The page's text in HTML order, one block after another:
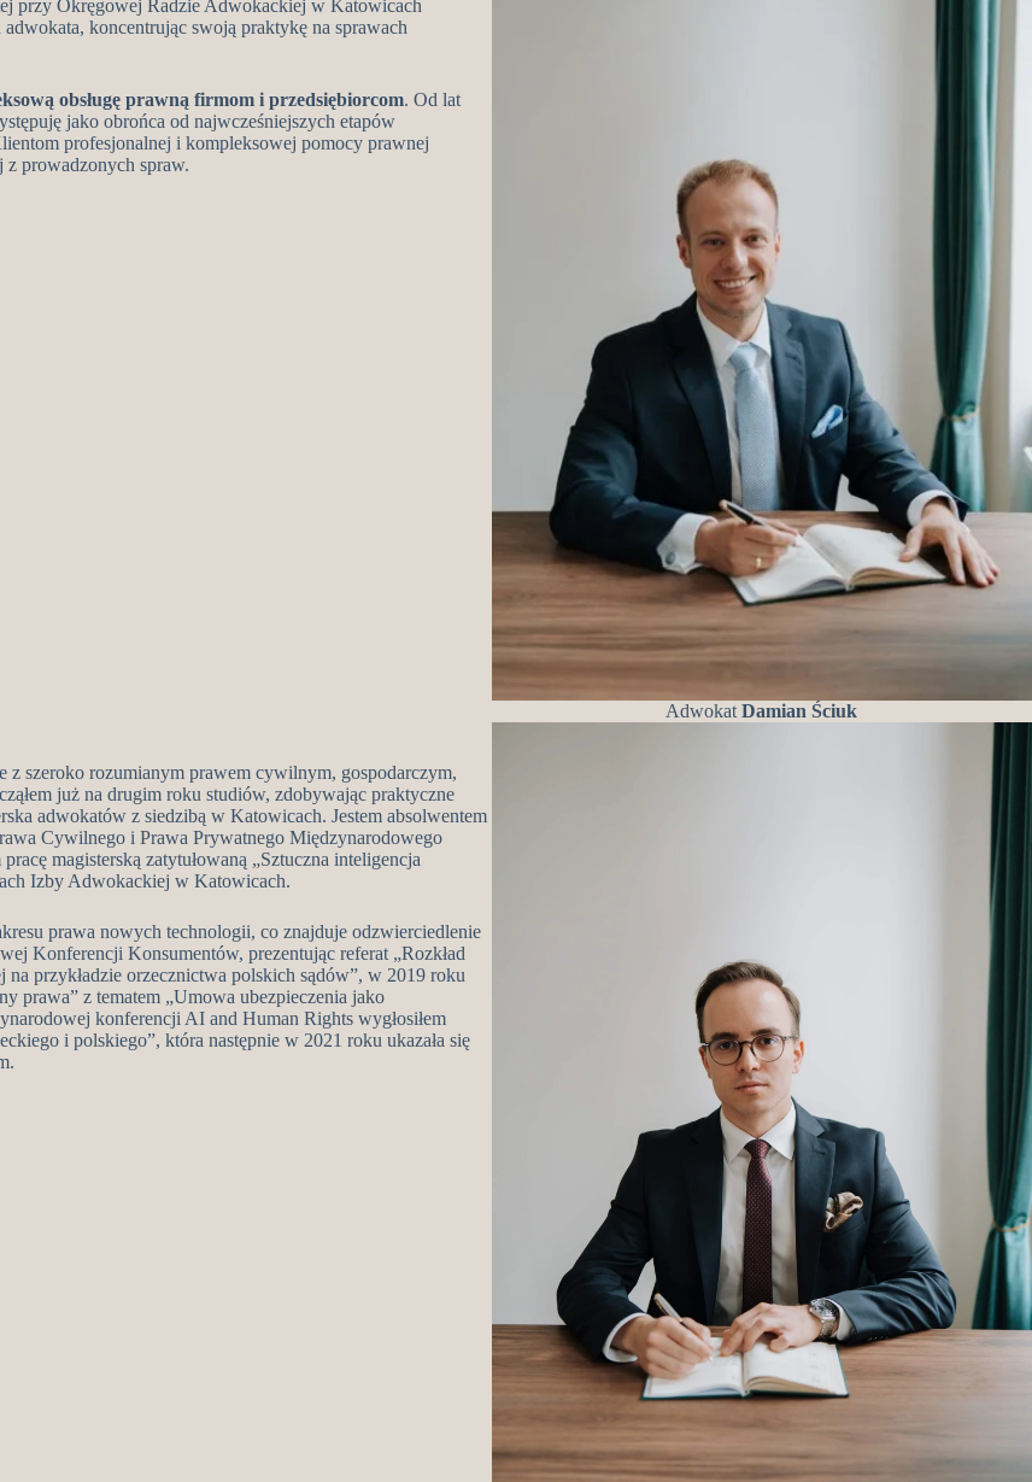
przy Okręgowej Radzie Adwokackiej w Katowicach
koncentrując swoją praktykę na sprawach
obsługę prawną firmom i przedsiębiorcom. Od lat
jako obrońca od najwcześniejszych etapów
profesjonalnej i kompleksowej pomocy prawnej
z prowadzonych spraw.
AdwokatDamian Ściuk
z szeroko rozumianym prawem cywilnym, gospodarczym,
już na drugim roku studiów, zdobywając praktyczne
adwokatów z siedzibą w Katowicach. Jestem absolwentem
Cywilnego i Prawa Prywatnego Międzynarodowego
magisterską zatytułowaną „Sztuczna inteligencja
Izby Adwokackiej w Katowicach.
prawa nowych technologii, co znajduje odzwierciedlenie
Konferencji Konsumentów, prezentując referat „Rozkład
przykładzie orzecznictwa polskich sądów”, w 2019 roku
prawa” z tematem „Umowa ubezpieczenia jako
konferencji AI and Human Rights wygłosiłem
i polskiego”, która następnie w 2021 roku ukazała się